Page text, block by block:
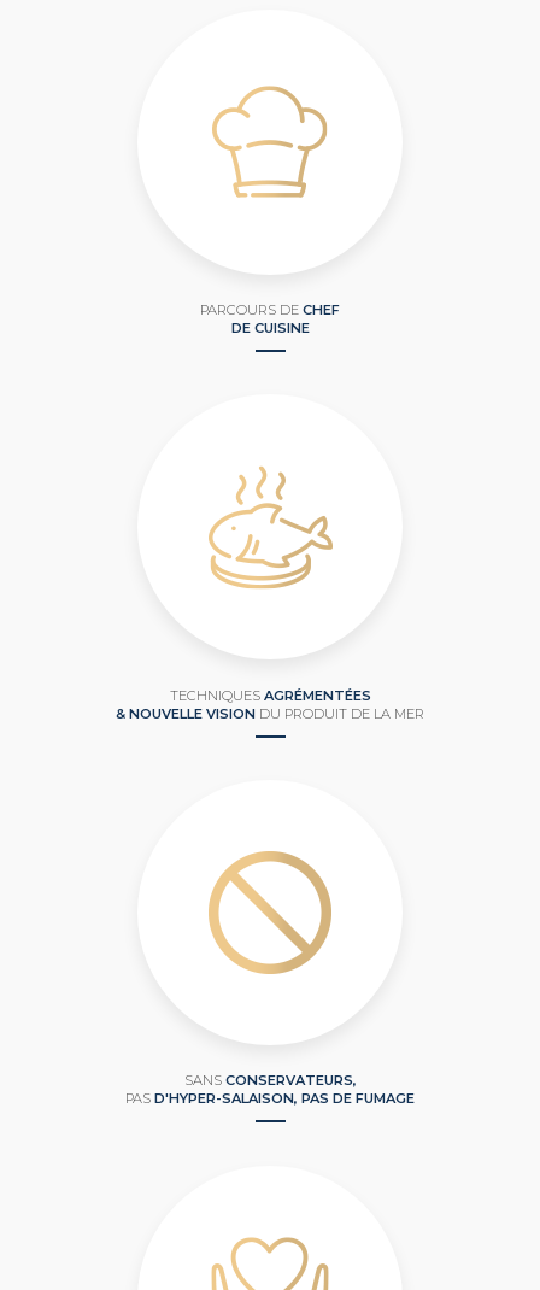
PARCOURS DE CHEF
DE CUISINE
TECHNIQUES AGRÉMENTÉES
& NOUVELLE VISION DU PRODUIT DE LA MER
SANS CONSERVATEURS,
PAS D'HYPER-SALAISON, PAS DE FUMAGE